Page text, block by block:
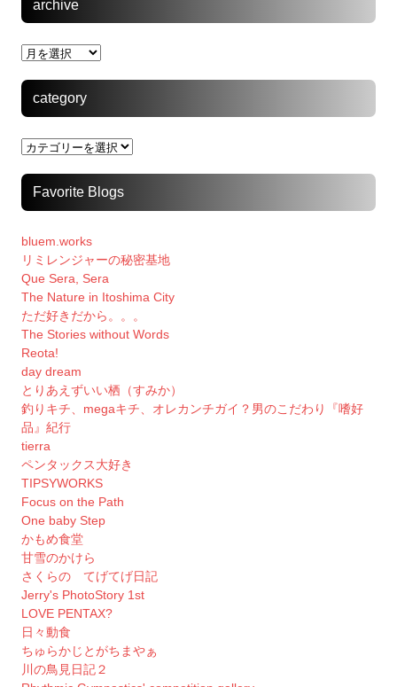
archive
archive
category
category
Favorite Blogs
bluem.works
リミレンジャーの秘密基地
Que Sera, Sera
The Nature in Itoshima City
ただ好きだから。。。
The Stories without Words
Reota!
day dream
とりあえずいい栖（すみか）
釣りキチ、megaキチ、オレカンチガイ？男のこだわり『嗜好
品』紀行
tierra
ペンタックス大好き
TIPSYWORKS
Focus on the Path
One baby Step
かもめ食堂
甘雪のかけら
さくらの てげてげ日記
Jerry's PhotoStory 1st
LOVE PENTAX?
日々動食
ちゅらかじとがちまやぁ
川の鳥見日記２